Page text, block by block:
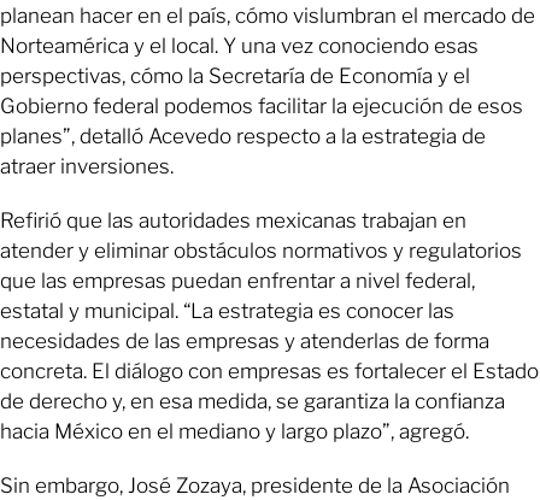
planean hacer en el país, cómo vislumbran el mercado de
Norteamérica y el local. Y una vez conociendo esas
perspectivas, cómo la Secretaría de Economía y el
Gobierno federal podemos facilitar la ejecución de esos
planes”, detalló Acevedo respecto a la estrategia de
atraer inversiones.
Refirió que las autoridades mexicanas trabajan en
atender y eliminar obstáculos normativos y regulatorios
que las empresas puedan enfrentar a nivel federal,
estatal y municipal. “La estrategia es conocer las
necesidades de las empresas y atenderlas de forma
concreta. El diálogo con empresas es fortalecer el Estado
de derecho y, en esa medida, se garantiza la confianza
hacia México en el mediano y largo plazo”, agregó.
Sin embargo, José Zozaya, presidente de la Asociación